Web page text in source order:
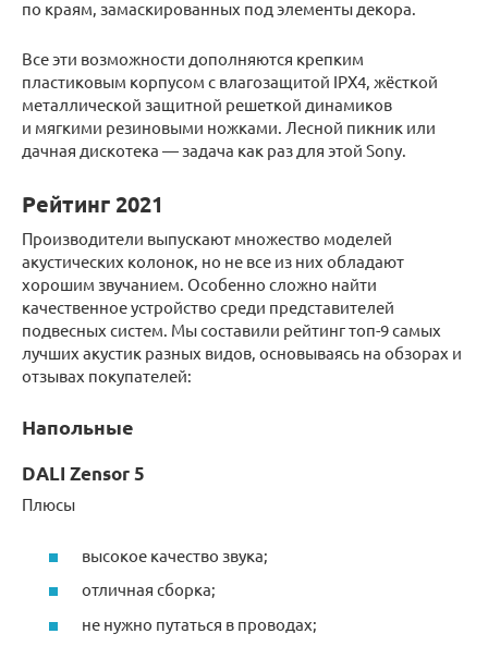
по краям, замаскированных под элементы декора.
Все эти возможности дополняются крепким
пластиковым корпусом с влагозащитой IPX4, жёсткой
металлической защитной решеткой динамиков
и мягкими резиновыми ножками. Лесной пикник или
дачная дискотека — задача как раз для этой Sony.
Рейтинг 2021
Производители выпускают множество моделей
акустических колонок, но не все из них обладают
хорошим звучанием. Особенно сложно найти
качественное устройство среди представителей
подвесных систем. Мы составили рейтинг топ-9 самых
лучших акустик разных видов, основываясь на обзорах и
отзывах покупателей:
Напольные
DALI Zensor 5
Плюсы
высокое качество звука;
отличная сборка;
не нужно путаться в проводах;